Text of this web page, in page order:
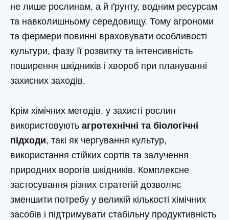
не лише рослинам, а й ґрунту, водним ресурсам
та навколишньому середовищу. Тому агрономи
та фермери повинні враховувати особливості
культури, фазу її розвитку та інтенсивність
поширення шкідників і хвороб при плануванні
захисних заходів.
Крім хімічних методів, у захисті рослин
використовують агротехнічні та біологічні
підходи, такі як чергування культур,
використання стійких сортів та залучення
природних ворогів шкідників. Комплексне
застосування різних стратегій дозволяє
зменшити потребу у великій кількості хімічних
засобів і підтримувати стабільну продуктивність